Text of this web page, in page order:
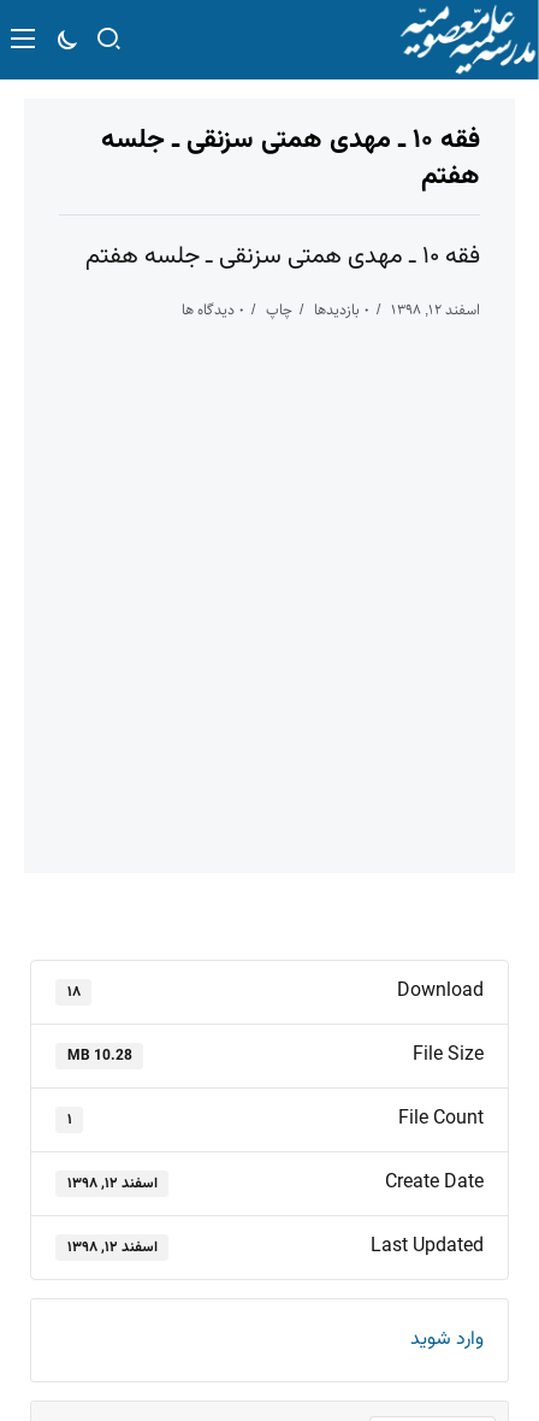
فقه ۱۰ ـ مهدی همتی سزنقی ـ جلسه
هفتم
فقه ۱۰ ـ مهدی همتی سزنقی ـ جلسه هفتم
اسفند ۱۲, ۱۳۹۸ ۰ بازدیدها چاپ ۰ دیدگاه ها
Download ۱۸
File Size
10.28 MB
File Count ۱
Create Date اسفند ۱۲, ۱۳۹۸
Last Updated اسفند ۱۲, ۱۳۹۸
وارد شوید